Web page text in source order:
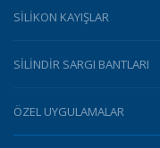
SILIKON KAYIŞLAR
SILINDIR SARGI BANTLARI
ÖZEL UYGULAMALAR